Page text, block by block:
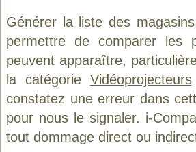
Générer la liste des
permettre de comparer les
peuvent apparaître,
la catégorie Vidéoprojecteurs
constatez une erreur dans
pour nous le signaler. i-
tout dommage direct ou